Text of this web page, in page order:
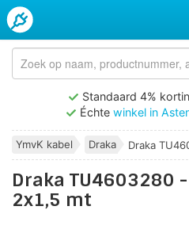
Standaard 4%
Échte winkel in
YmvK kabel Draka Draka
Draka TU4603280
2x1,5 mt